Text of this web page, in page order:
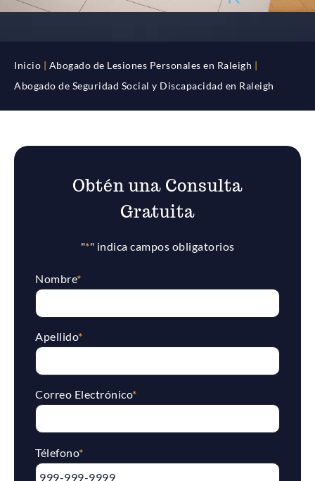
Inicio Abogado de Lesiones Personales en Raleigh
Abogado de Seguridad Social y Discapacidad en Raleigh
Obtén una Consulta
Gratuita
"*" indica campos obligatorios
Nombre*
Apellido*
Correo Electrónico*
Télefono*